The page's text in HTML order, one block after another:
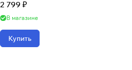
2 799 ₽
В магазине
Купить